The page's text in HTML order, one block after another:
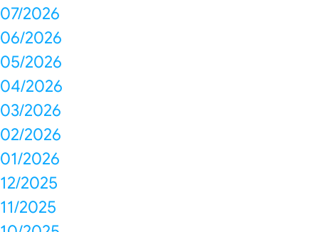
07/2026
06/2026
05/2026
04/2026
03/2026
02/2026
01/2026
12/2025
11/2025